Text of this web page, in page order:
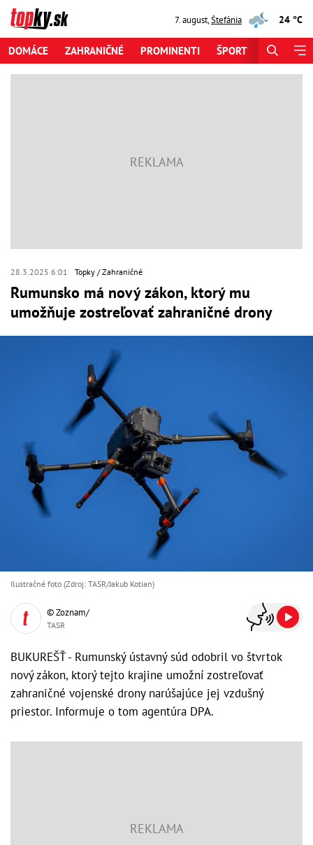
7. august,Štefánia 24 °C
DOMÁCE ZAHRANIČNÉ PROMINENTI ŠPORT
28.3.2025 6:01 Topky Zahraničné
Rumunsko má nový zákon, ktorý mu
umožňuje zostreľovať zahraničné drony
Ilustračné foto (Zdroj: TASR/Jakub Kotian)
© Zoznam/
TASR
BUKUREŠŤ - Rumunský ústavný súd odobril vo štvrtok
nový zákon, ktorý tejto krajine umožní zostreľovať
zahraničné vojenské drony narúšajúce jej vzdušný
priestor. Informuje o tom agentúra DPA.